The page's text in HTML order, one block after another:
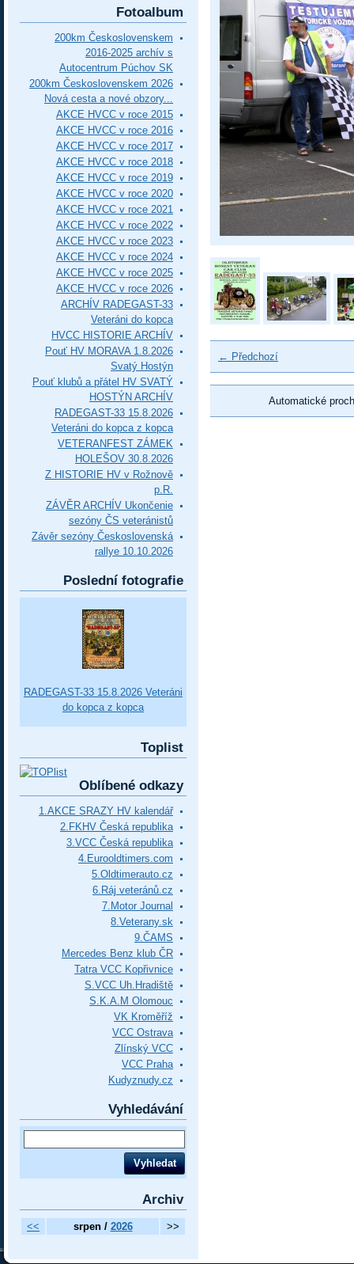
← Předchozí
Automatické
Fotoalbum
200km Československem
2016-2025 archív s
Autocentrum Púchov SK
200km Československem 2026
Nová cesta a nové obzory...
AKCE HVCC v roce 2015
AKCE HVCC v roce 2016
AKCE HVCC v roce 2017
AKCE HVCC v roce 2018
AKCE HVCC v roce 2019
AKCE HVCC v roce 2020
AKCE HVCC v roce 2021
AKCE HVCC v roce 2022
AKCE HVCC v roce 2023
AKCE HVCC v roce 2024
AKCE HVCC v roce 2025
AKCE HVCC v roce 2026
ARCHÍV RADEGAST-33
Veteráni do kopca
HVCC HISTORIE ARCHÍV
Pouť HV MORAVA 1.8.2026
Svatý Hostýn
Pouť klubů a přátel HV SVATÝ
HOSTÝN ARCHÍV
RADEGAST-33 15.8.2026
Veteráni do kopca z kopca
VETERANFEST ZÁMEK
HOLEŠOV 30.8.2026
Z HISTORIE HV v Rožnově
p.R.
ZÁVĚR ARCHÍV Ukončenie
sezóny ČS veteránistů
Závěr sezóny Československá
rallye 10.10.2026
Poslední fotografie
RADEGAST-33 15.8.2026 Veteráni
do kopca z kopca
Toplist
Oblíbené odkazy
1.AKCE SRAZY HV kalendář
2.FKHV Česká republika
3.VCC Česká republika
4.Eurooldtimers.com
5.Oldtimerauto.cz
6.Ráj veteránů.cz
7.Motor Journal
8.Veterany.sk
9.ČAMS
Mercedes Benz klub ČR
Tatra VCC Kopřivnice
S.VCC Uh.Hradiště
S.K.A.M Olomouc
VK Kroměříž
VCC Ostrava
Zlínský VCC
VCC Praha
Kudyznudy.cz
Vyhledávání
Archiv
<< srpen / 2026 >>